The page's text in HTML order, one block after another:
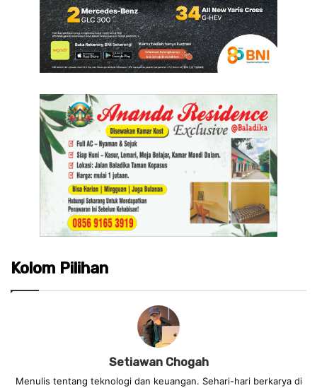
Kolom Pilihan
Setiawan Chogah
Menulis tentang teknologi dan keuangan. Sehari-hari berkarya di